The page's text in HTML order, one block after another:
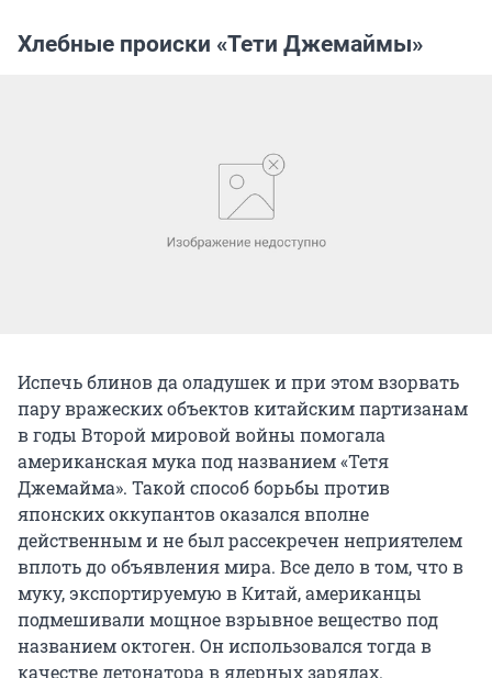
Хлебные происки «Тети Джемаймы»
Испечь блинов да оладушек и при этом взорвать
пару вражеских объектов китайским партизанам
в годы Второй мировой войны помогала
американская мука под названием «Тетя
Джемайма». Такой способ борьбы против
японских оккупантов оказался вполне
действенным и не был рассекречен неприятелем
вплоть до объявления мира. Все дело в том, что в
муку, экспортируемую в Китай, американцы
подмешивали мощное взрывное вещество под
названием октоген. Он использовался тогда в
качестве детонатора в ядерных зарядах.